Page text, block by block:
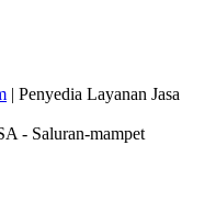
| Penyedia Layanan Jasa
- Saluran-mampet